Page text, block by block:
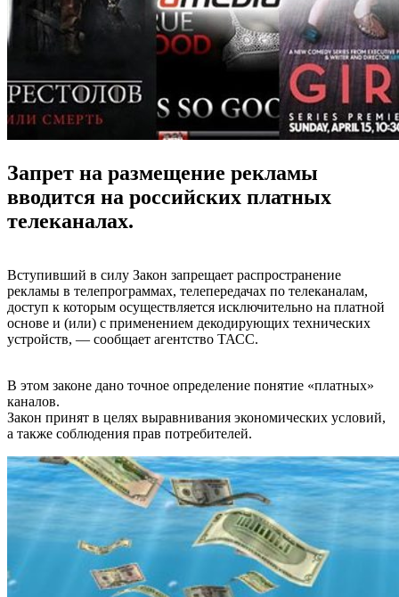
Запрет на размещение рекламы
вводится на российских платных
телеканалах.
Вступивший в силу Закон запрещает распространение
рекламы в телепрограммах, телепередачах по телеканалам,
доступ к которым осуществляется исключительно на платной
основе и (или) с применением декодирующих технических
устройств, — сообщает агентство ТАСС.
В этом законе дано точное определение понятие «платных»
каналов.
Закон принят в целях выравнивания экономических условий,
а также соблюдения прав потребителей.